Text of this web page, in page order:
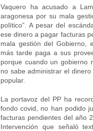
Vaquero ha acusado a
aragonesa por su mala
político”. A pesar del
ese dinero a pagar facturas
mala gestión del Gobierno,
más tarde paga a sus
porque cuando un gobierno
no sabe administrar el
popular.
La portavoz del PP ha
fondo covid, no han podido
facturas pendientes del año
Intervención que señaló